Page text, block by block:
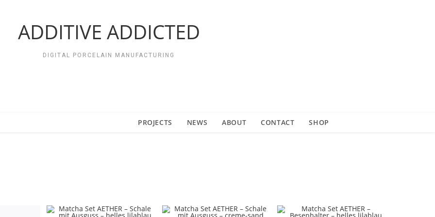
ADDITIVE ADDICTED
DIGITAL PORCELAIN MANUFACTURING
PROJECTS NEWS ABOUT CONTACT SHOP